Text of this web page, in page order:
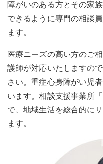
障がいのある方とその家
できるように専門の相談
ます。
医療ニーズの高い方のご
護師が対応いたしますの
さい。重症心身障がい児
います。相談支援事業所
で、地域生活を総合的に
ます。